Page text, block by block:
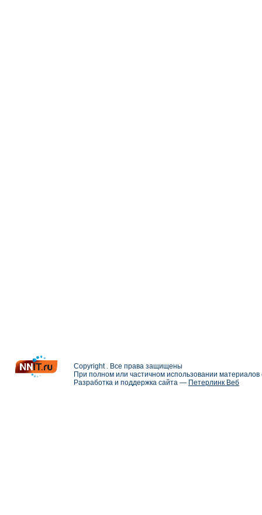
Copyright . Все права защищены
При полном или частичном использовании
Разработка и поддержка сайта — Петерлинк Веб